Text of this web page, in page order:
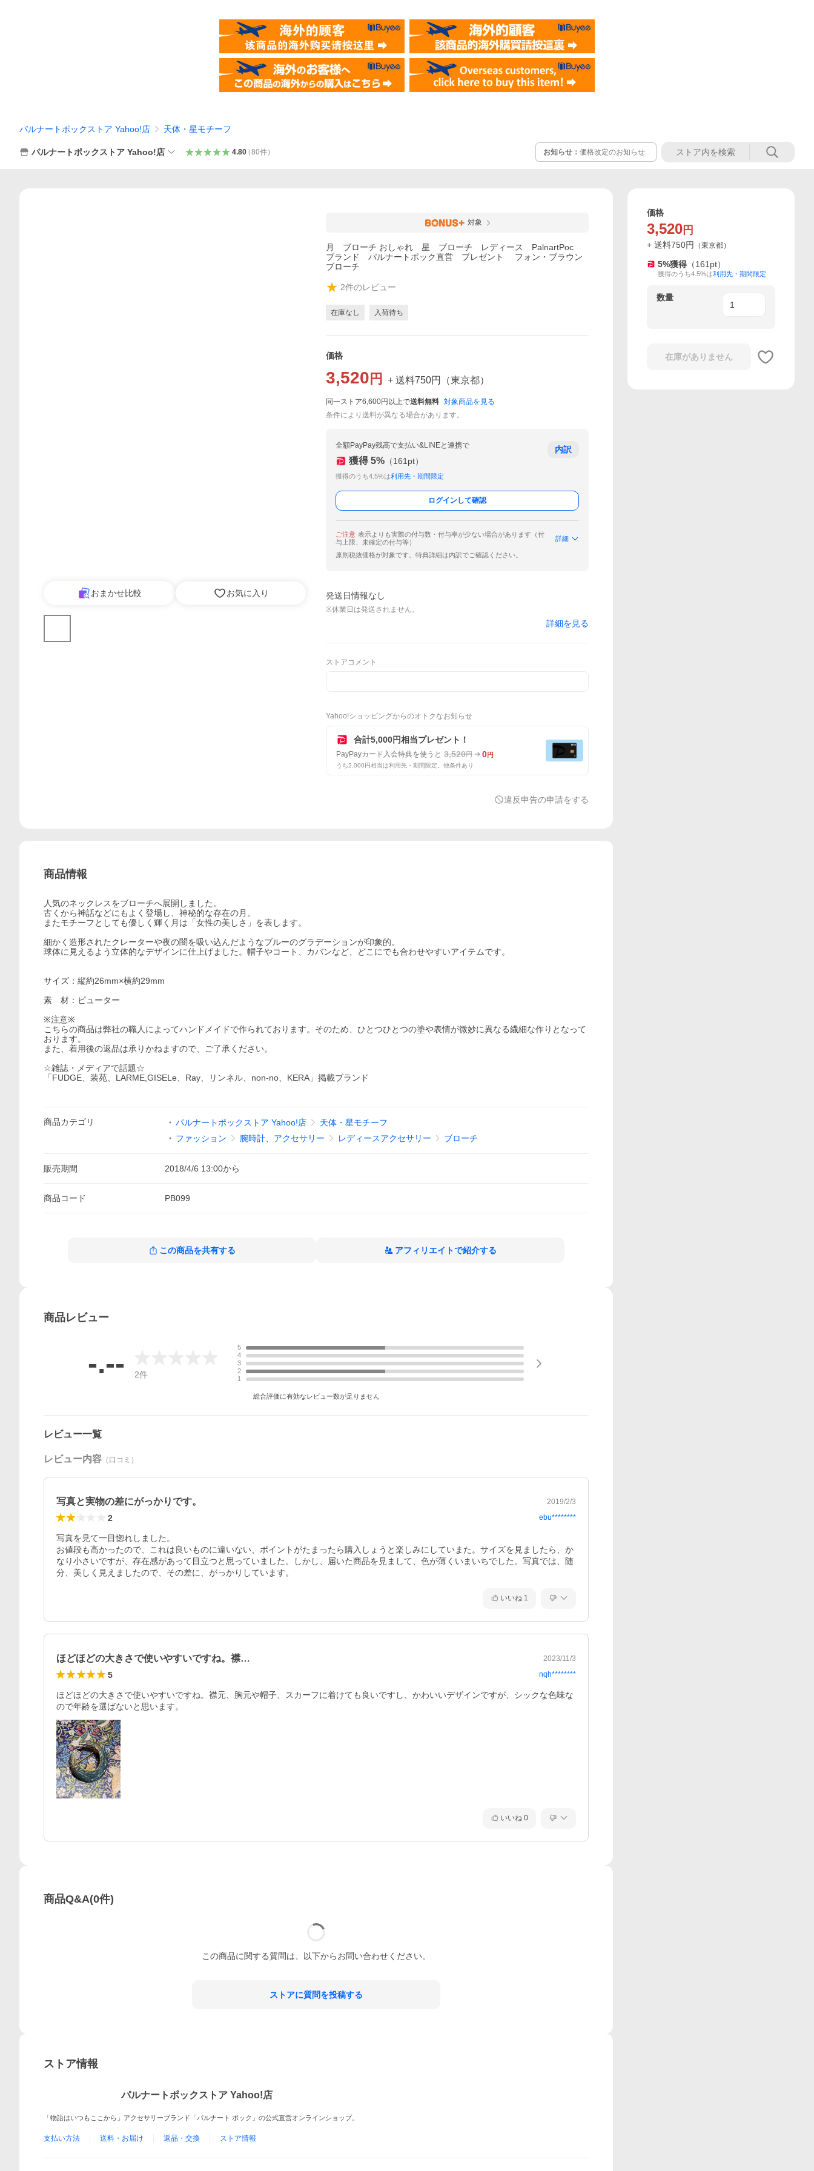
パルナートポックストア Yahoo!店 天体・星モチーフ
パルナートポックストア Yahoo!店 4.80（80件） お知らせ： 価格改定のお知らせ
おまかせ比較 お気に入り
対象
月 ブローチ おしゃれ 星 ブローチ レディース PalnartPoc
ブランド パルナートポック直営 プレゼント フォン・ブラウン
ブローチ
2件のレビュー
在庫なし 入荷待ち
価格
3,520 円 + 送料750円 （東京都）
同一ストア6,600円以上で送料無料 対象商品を見る
条件により送料が異なる場合があります。
全額PayPay残高で支払い&LINEと連携で
獲得 5% （161 pt）
獲得のうち4.5%は利用先・期間限定
内訳
ログインして確認
ご注意 表示よりも実際の付与数・付与率が少ない場合があります（付
与上限、未確定の付与等）
詳細
原則税抜価格が対象です。特典詳細は内訳でご確認ください。
発送日情報なし
※休業日は発送されません。
詳細を見る
ストアコメント
Yahoo!ショッピングからのオトクなお知らせ
合計5,000円相当プレゼント！
PayPayカード入会特典を使うと 3,520円 0円
うち2,000円相当は利用先・期間限定。他条件あり
違反申告の申請をする
商品情報
人気のネックレスをブローチへ展開しました。
古くから神話などにもよく登場し、神秘的な存在の月。
またモチーフとしても優しく輝く月は「女性の美しさ」を表します。
細かく造形されたクレーターや夜の闇を吸い込んだようなブルーのグラデーションが印象的。
球体に見えるよう立体的なデザインに仕上げました。帽子やコート、カバンなど、どこにでも合わせやすいアイテムです。
サイズ：縦約26mm×横約29mm
素 材：ピューター
※注意※
こちらの商品は弊社の職人によってハンドメイドで作られております。そのため、ひとつひとつの塗や表情が微妙に異なる繊細な作りとなって
おります。
また、着用後の返品は承りかねますので、ご了承ください。
☆雑誌・メディアで話題☆
「FUDGE、装苑、LARME,GISELe、Ray、リンネル、non-no、KERA」掲載ブランド
商品カテゴリ パルナートポックストア Yahoo!店
天体・星モチーフ
ファッション
腕時計、アクセサリー レディースアクセサリー ブローチ
販売期間 2018/4/6 13:00から
商品コード PB099
この商品を共有する アフィリエイトで紹介する
商品レビュー
-.-- 2件
5
4
3
2
1
総合評価に有効なレビュー数が足りません
レビュー一覧
レビュー内容 （口コミ）
写真と実物の差にがっかりです。 2019/2/3
2 ebu********
写真を見て一目惚れしました。
お値段も高かったので、これは良いものに違いない、ポイントがたまったら購入しょうと楽しみにしていまた。サイズを見ましたら、か
なり小さいですが、存在感があって目立つと思っていました。しかし、届いた商品を見まして、色が薄くいまいちでした。写真では、随
分、美しく見えましたので、その差に、がっかりしています。
いいね 1
ほどほどの大きさで使いやすいですね。襟… 2023/11/3
5 nqh********
ほどほどの大きさで使いやすいですね。襟元、胸元や帽子、スカーフに着けても良いですし、かわいいデザインですが、シックな色味な
ので年齢を選ばないと思います。
いいね 0
商品Q&A(0件)
この商品に関する質問は、以下からお問い合わせください。
ストアに質問を投稿する
ストア情報
パルナートポックストア Yahoo!店
「物語はいつもここから」アクセサリーブランド「パルナート ポック」の公式直営オンラインショップ。
支払い方法 送料・お届け 返品・交換 ストア情報
価格
3,520 円
+ 送料750円 （東京都）
5%獲得 （161 pt）
獲得のうち4.5%は利用先・期間限定
数量
在庫がありません